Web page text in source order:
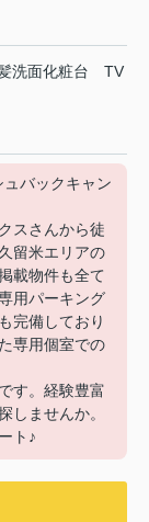
洗面化粧台
TV
バックキャン
スさんから徒
留米エリアの
載物件も全て
用パーキング
完備しており
専用個室での
す。経験豊富
しませんか。
ト♪